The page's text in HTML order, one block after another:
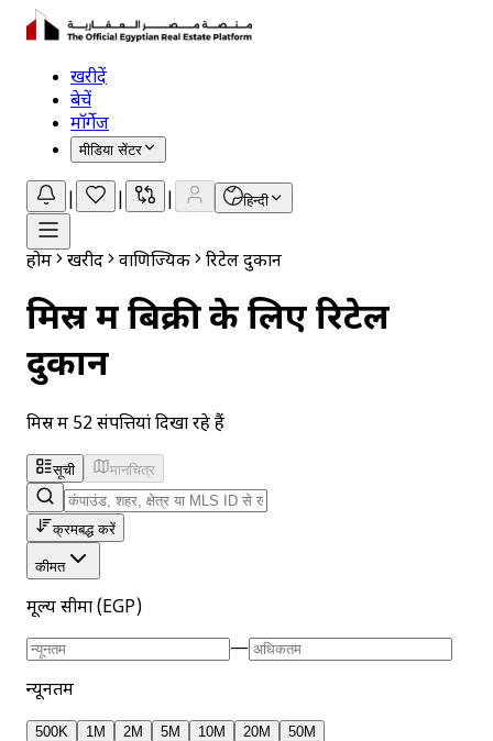
खरीदें
बेचें
मॉर्गेज
मीडिया सेंटर
हिन्दी
होम खरीदें वाणिज्यिक रिटेल दुकानें
मिस्र में बिक्री के लिए रिटेल
दुकानें
मिस्र में 52 संपत्तियां दिखा रहे हैं
सूची मानचित्र
क्रमबद्ध करें
कीमत
मूल्य सीमा (EGP)
—
न्यूनतम
500K 1M 2M 5M 10M 20M 50M